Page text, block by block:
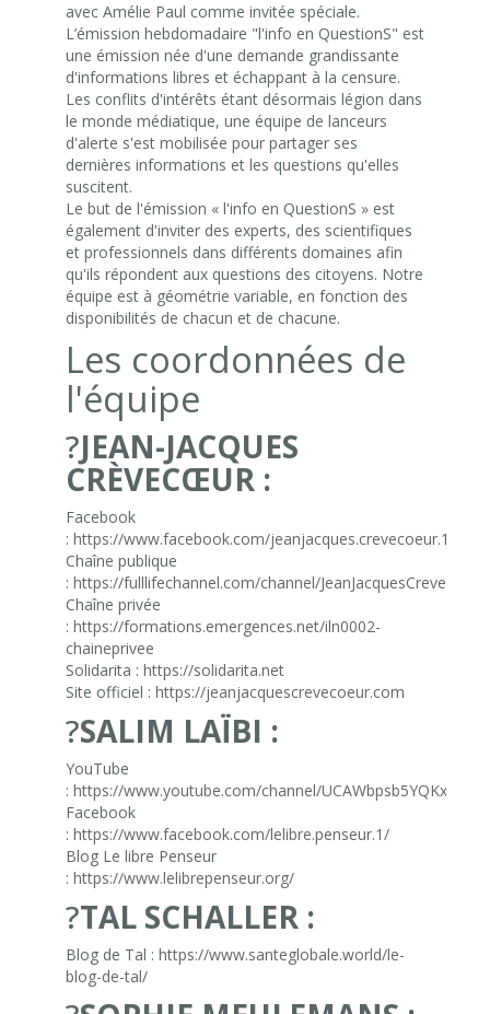
avec Amélie Paul comme invitée spéciale.
L’émission hebdomadaire "l'info en QuestionS" est
une émission née d'une demande grandissante
d'informations libres et échappant à la censure.
Les conflits d'intérêts étant désormais légion dans
le monde médiatique, une équipe de lanceurs
d'alerte s'est mobilisée pour partager ses
dernières informations et les questions qu'elles
suscitent.
Le but de l'émission « l'info en QuestionS » est
également d'inviter des experts, des scientifiques
et professionnels dans différents domaines afin
qu'ils répondent aux questions des citoyens. Notre
équipe est à géométrie variable, en fonction des
disponibilités de chacun et de chacune.
Les coordonnées de
l'équipe
?JEAN-JACQUES
CRÈVECŒUR :
Facebook
: https://www.facebook.com/jeanjacques.crevecoeur.1
Chaîne publique
: https://fulllifechannel.com/channel/JeanJacquesCrevecoeur
Chaîne privée
: https://formations.emergences.net/iln0002-
chaineprivee
Solidarita : https://solidarita.net
Site officiel : https://jeanjacquescrevecoeur.com
?SALIM LAÏBI :
YouTube
: https://www.youtube.com/channel/
Facebook
: https://www.facebook.com/lelibre.penseur.1/
Blog Le libre Penseur
: https://www.lelibrepenseur.org/
?TAL SCHALLER :
Blog de Tal : https://www.santeglobale.world/le-
blog-de-tal/